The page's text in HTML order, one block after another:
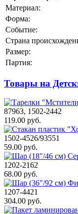
Материал:
Форма:
Событие:
Страна
Размер:
Партия:
Товары на
87963, 1502-2442
119.00 руб.
1502-4526/93551
59.00 руб.
1202-2162
68.00 руб.
1207-4421
304.00 руб.